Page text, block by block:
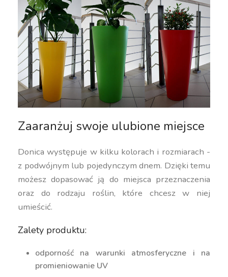
Zaaranżuj swoje ulubione miejsce
Donica występuje w kilku kolorach i rozmiarach -
z podwójnym lub pojedynczym dnem. Dzięki temu
możesz dopasować ją do miejsca przeznaczenia
oraz do rodzaju roślin, które chcesz w niej
umieścić.
Zalety produktu:
odporność na warunki atmosferyczne i na
promieniowanie UV